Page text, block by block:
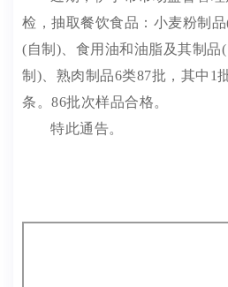
检，抽取餐饮食品：小麦粉制品
(自制)、食用油和油脂及其制品
制)、熟肉制品6类87批，其中1
条。86批次样品合格。
特此通告。